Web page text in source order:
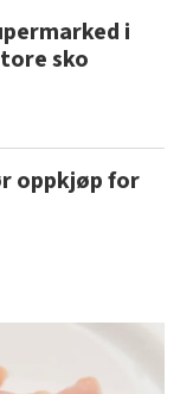
i
sko
oppkjøp for